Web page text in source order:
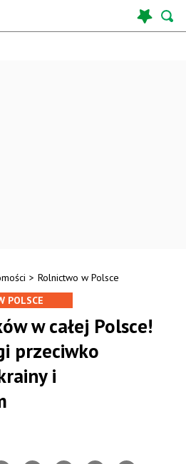
> Rolnictwo w Polsce
POLSCE
w całej Polsce!
przeciwko
i